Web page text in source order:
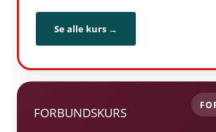
Se alle kurs →
FORBUNDSKURS